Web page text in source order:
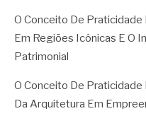
O Conceito De Praticidade
Em Regiões Icônicas E O
Patrimonial
O Conceito De Praticidade
Da Arquitetura Em